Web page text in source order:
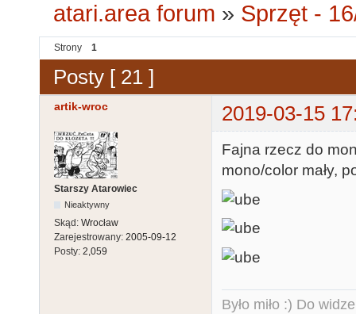
atari.area forum » Sprzęt -
Strony 1
Posty [ 21 ]
artik-wroc 2019-03-15
Starszy Atarowiec
Nieaktywny
Skąd: Wrocław
Zarejestrowany: 2005-09-12
Posty: 2,059
Fajna rzecz do
mono/color mały,
Było miło :) Do